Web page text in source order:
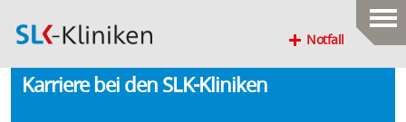
Notfall
Karriere bei den SLK-Kliniken